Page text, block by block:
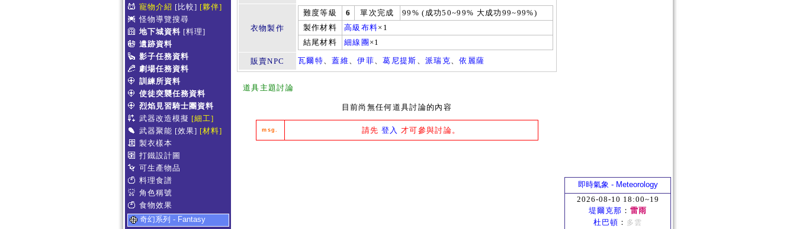
寵物介紹 [比較] [夥伴]
怪物導覽搜尋
地下城資料 [料理]
遺跡資料
影子任務資料
劇場任務資料
訓練所資料
使徒突襲任務資料
烈焰見習騎士團資料
武器改造模擬 [細工]
武器聚能 [效果] [材料]
製衣樣本
打鐵設計圖
可生產物品
料理食譜
角色稱號
食物效果
奇幻系列 - Fantasy
衣物製作
難度等級 6 單次完成
99% (成功50~99% 大成功99~99%)
製作材料
高級布料×1
結尾材料
細線團 ×1
販賣NPC 瓦爾特、蓋維、伊菲、葛尼提斯 、派瑞克、依麗薩
道具主題討論
目前尚無任何道具討論的內容
msg. 請先 登入 才可參與討論。
即時氣象 - Meteorology
2026-08-10 18:00~19
堤爾克那 ： 雷雨
杜巴頓 ： 多雲